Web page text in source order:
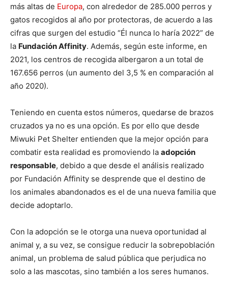
más altas de Europa, con alrededor de 285.000 perros y
gatos recogidos al año por protectoras, de acuerdo a las
cifras que surgen del estudio “Él nunca lo haría 2022” de
la Fundación Affinity. Además, según este informe, en
2021, los centros de recogida albergaron a un total de
167.656 perros (un aumento del 3,5 % en comparación al
año 2020).
Teniendo en cuenta estos números, quedarse de brazos
cruzados ya no es una opción. Es por ello que desde
Miwuki Pet Shelter entienden que la mejor opción para
combatir esta realidad es promoviendo la adopción
responsable, debido a que desde el análisis realizado
por Fundación Affinity se desprende que el destino de
los animales abandonados es el de una nueva familia que
decide adoptarlo.
Con la adopción se le otorga una nueva oportunidad al
animal y, a su vez, se consigue reducir la sobrepoblación
animal, un problema de salud pública que perjudica no
solo a las mascotas, sino también a los seres humanos.